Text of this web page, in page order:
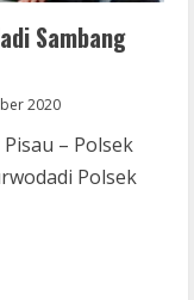
Sambang
2020
– Polsek
Polsek